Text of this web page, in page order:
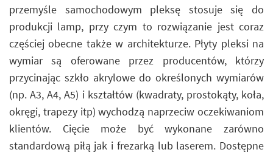
przemyśle samochodowym pleksę stosuje się do
produkcji lamp, przy czym to rozwiązanie jest coraz
częściej obecne także w architekturze. Płyty pleksi na
wymiar są oferowane przez producentów, którzy
przycinając szkło akrylowe do określonych wymiarów
(np. A3, A4, A5) i kształtów (kwadraty, prostokąty, koła,
okręgi, trapezy itp) wychodzą naprzeciw oczekiwaniom
klientów. Cięcie może być wykonane zarówno
standardową piłą jak i frezarką lub laserem. Dostępne